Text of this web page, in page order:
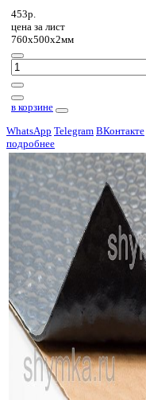
453р.
цена за лист
760х500х2мм
в корзине
WhatsApp Telegram ВКонтакте
подробнее